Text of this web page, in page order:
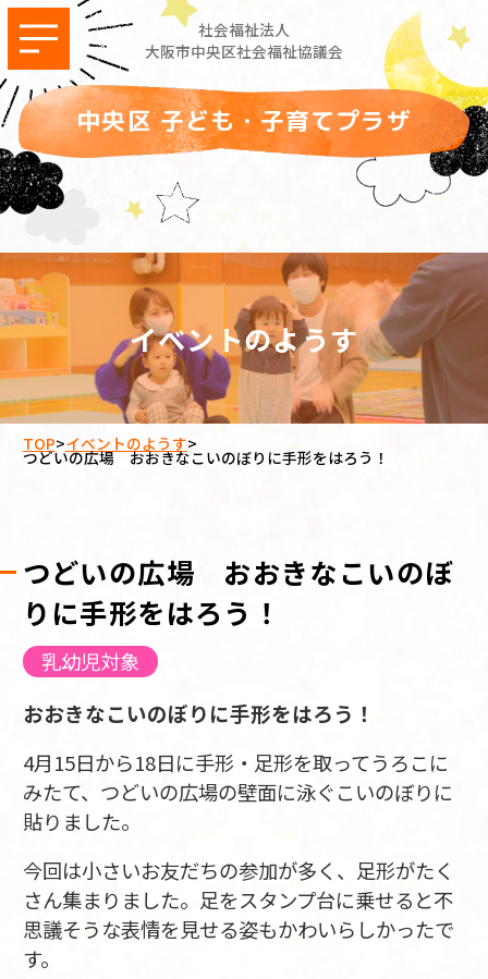
社会福祉法人
大阪市中央区社会福祉協議会
中央区 子ども・子育てプラザ
イベントのようす
TOP>イベントのようす>
つどいの広場 おおきなこいのぼりに手形をはろう！
つどいの広場 おおきなこいのぼ
りに手形をはろう！
乳幼児対象
おおきなこいのぼりに手形をはろう！
4月15日から18日に手形・足形を取ってうろこに
みたて、つどいの広場の壁面に泳ぐこいのぼりに
貼りました。
今回は小さいお友だちの参加が多く、足形がたく
さん集まりました。足をスタンプ台に乗せると不
思議そうな表情を見せる姿もかわいらしかったで
す。